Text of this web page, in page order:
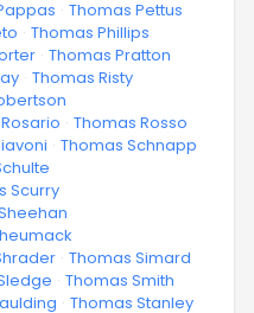
· Thomas Pettus
· Thomas Phillips
· Thomas Pratton
· Thomas Risty
· Thomas Rosso
· Thomas Schnapp
Scurry
· Thomas Simard
· Thomas Smith
· Thomas Stanley